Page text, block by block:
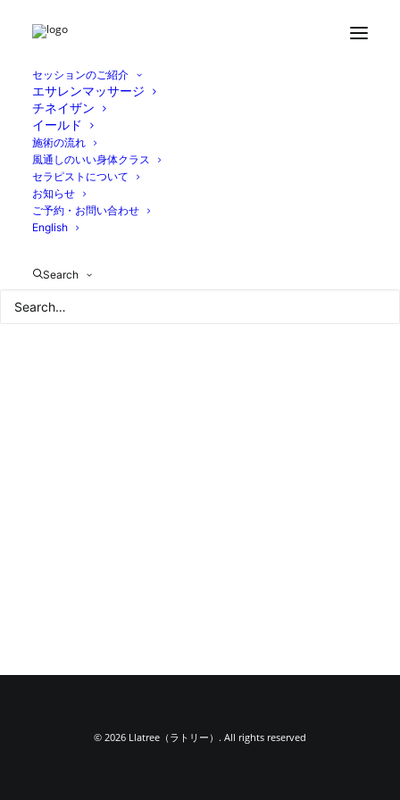
セッションのご紹介
エサレンマッサージ
チネイザン
イールド
施術の流れ
風通しのいい身体クラス
セラピストについて
お知らせ
ご予約・お問い合わせ
English
Search
894079F1-D6A1-4704-9A13-7FB38883BADB
© 2026 Llatree（ラトリー）. All rights reserved